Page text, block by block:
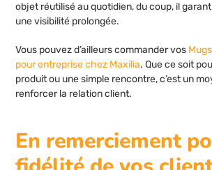
objet réutilisé au quotidien, du coup, il
une visibilité prolongée.
Vous pouvez d’ailleurs commander vos
pour entreprise chez Maxilia. Que ce soit
produit ou une simple rencontre, c’est un
renforcer la relation client.
En remerciement